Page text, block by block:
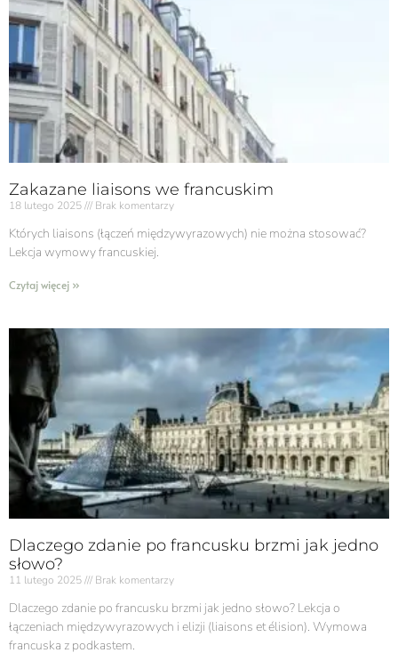
Zakazane liaisons we francuskim
18 lutego 2025 Brak komentarzy
Których liaisons (łączeń międzywyrazowych) nie można stosować?
Lekcja wymowy francuskiej.
Czytaj więcej »
Dlaczego zdanie po francusku brzmi jak jedno
słowo?
11 lutego 2025 Brak komentarzy
Dlaczego zdanie po francusku brzmi jak jedno słowo? Lekcja o
łączeniach międzywyrazowych i elizji (liaisons et élision). Wymowa
francuska z podkastem.